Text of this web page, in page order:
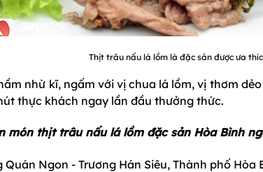
Thịt trâu nấu lá lồm là đặc sản được ưa
nhừ kĩ, ngấm với vị chua lá lồm, vị thơm
thực khách ngay lần đầu thưởng thức.
món thịt trâu nấu lá lồm đặc sản Hòa Bình
Quán Ngon - Trương Hán Siêu, Thành phố Hòa